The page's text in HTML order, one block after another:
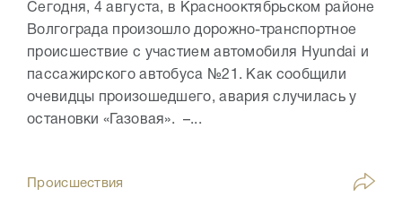
Сегодня, 4 августа, в Краснооктябрьском районе
Волгограда произошло дорожно-транспортное
происшествие с участием автомобиля Hyundai и
пассажирского автобуса №21. Как сообщили
очевидцы произошедшего, авария случилась у
остановки «Газовая». –...
Происшествия